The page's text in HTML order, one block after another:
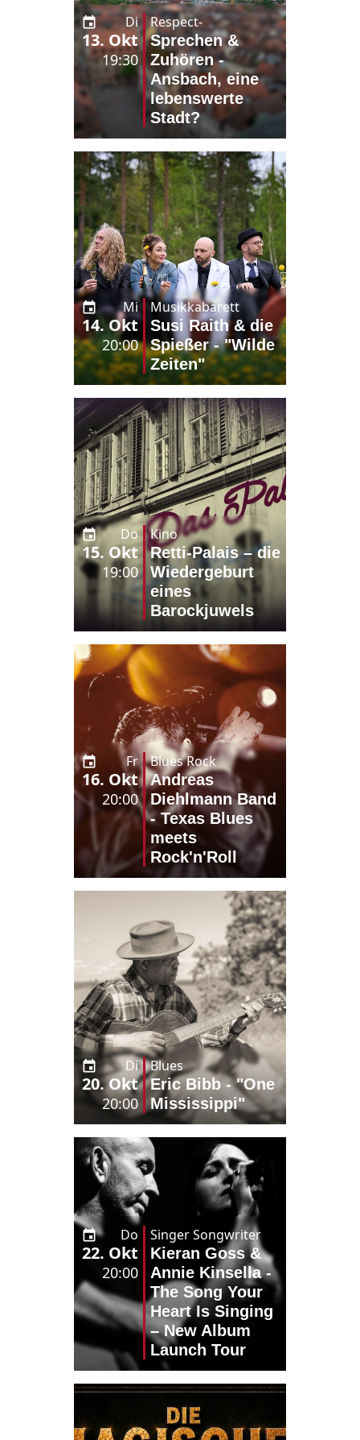
Di
13. Okt
19:30
Respect-
Veranstaltung
Sprechen &
Zuhören -
Ansbach, eine
lebenswerte
Stadt?
Mi
14. Okt
20:00
Musikkabarett
Susi Raith & die
Spießer - "Wilde
Zeiten"
Do
15. Okt
19:00
Kino
Retti-Palais – die
Wiedergeburt
eines
Barockjuwels
Fr
16. Okt
20:00
Blues Rock
Andreas
Diehlmann Band
- Texas Blues
meets
Rock'n'Roll
Di
20. Okt
20:00
Blues
Eric Bibb - "One
Mississippi"
Do
22. Okt
20:00
Singer Songwriter
Kieran Goss &
Annie Kinsella -
The Song Your
Heart Is Singing
– New Album
Launch Tour